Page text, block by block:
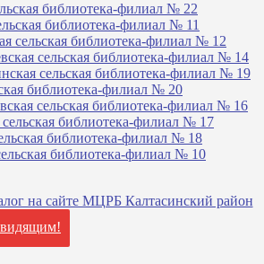
библиотека-филиал № 22
библиотека-филиал № 11
сельская библиотека-филиал № 12
сельская библиотека-филиал № 14
сельская библиотека-филиал № 19
библиотека-филиал № 20
сельская библиотека-филиал № 16
библиотека-филиал № 17
библиотека-филиал № 18
библиотека-филиал № 10